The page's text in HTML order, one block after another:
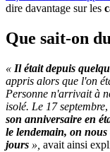
dire davantage sur les
Que sait-on
« Il était depuis
appris alors que l'on
Personne n'arrivait à
isolé. Le 17 septembre,
son anniversaire en
le lendemain, on
jours », avait ainsi